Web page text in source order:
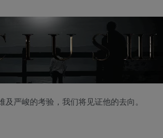
严峻的考验，我们将见证他的去向。